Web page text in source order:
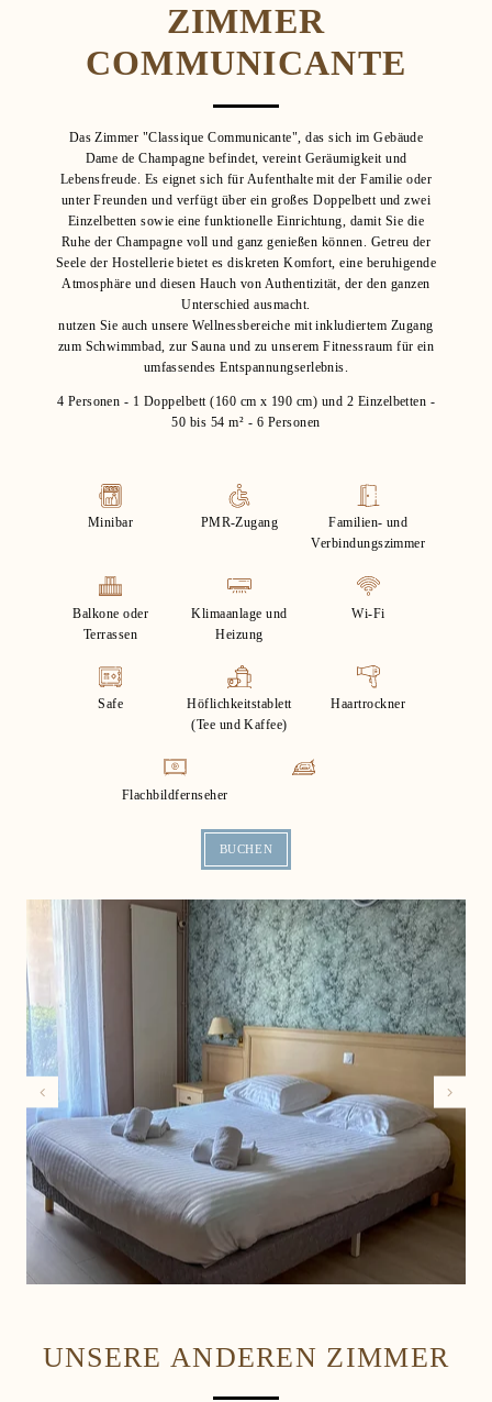
ZIMMER
COMMUNICANTE
Das Zimmer "Classique Communicante", das sich im Gebäude
Dame de Champagne befindet, vereint Geräumigkeit und
Lebensfreude. Es eignet sich für Aufenthalte mit der Familie oder
unter Freunden und verfügt über ein großes Doppelbett und zwei
Einzelbetten sowie eine funktionelle Einrichtung, damit Sie die
Ruhe der Champagne voll und ganz genießen können. Getreu der
Seele der Hostellerie bietet es diskreten Komfort, eine beruhigende
Atmosphäre und diesen Hauch von Authentizität, der den ganzen
Unterschied ausmacht.
nutzen Sie auch unsere Wellnessbereiche mit inkludiertem Zugang
zum Schwimmbad, zur Sauna und zu unserem Fitnessraum für ein
umfassendes Entspannungserlebnis.
4 Personen - 1 Doppelbett (160 cm x 190 cm) und 2 Einzelbetten -
50 bis 54 m² - 6 Personen
Minibar PMR-Zugang
Familien- und
Verbindungszimmer
Balkone oder
Terrassen
Klimaanlage und
Heizung
Wi-Fi
Safe
Höflichkeitstablett
(Tee und Kaffee)
Haartrockner
Flachbildfernseher
BUCHEN
UNSERE ANDEREN ZIMMER